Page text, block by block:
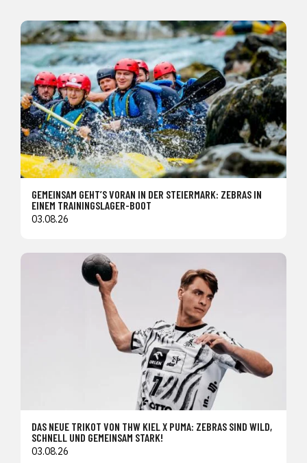
GEMEINSAM GEHT’S VORAN IN DER STEIERMARK: ZEBRAS IN
EINEM TRAININGSLAGER-BOOT
03.08.26
DAS NEUE TRIKOT VON THW KIEL X PUMA: ZEBRAS SIND WILD,
SCHNELL UND GEMEINSAM STARK!
03.08.26